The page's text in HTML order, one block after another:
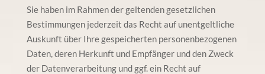
Sie haben im Rahmen der geltenden gesetzlichen
Bestimmungen jederzeit das Recht auf unentgeltliche
Auskunft über Ihre gespeicherten personenbezogenen
Daten, deren Herkunft und Empfänger und den Zweck
der Datenverarbeitung und ggf. ein Recht auf